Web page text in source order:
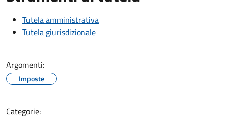
Tutela amministrativa
Tutela giurisdizionale
Argomenti:
Imposte
Categorie: